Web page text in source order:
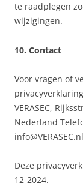
te raadplegen
wijzigingen.
10. Contact
Voor vragen of
VERASEC,
Nederland
info@VERASEC.nl
Deze
12-2024.